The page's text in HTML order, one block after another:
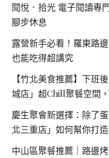
閱悅．拾光 電子閱讀專
腳步休息
露營新手必看！羅東路
也能吃得超講究
【竹北美食推薦】下班
城店」超Chill聚餐空間
慶生聚會新選擇：除了
北三重店」如何幫你打
中山區聚餐推薦｜路邊